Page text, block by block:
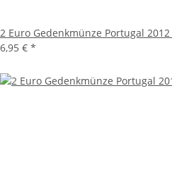
2 Euro Gedenkmünze Portugal
6,95 € *